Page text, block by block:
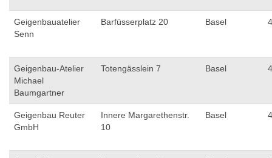
Geigenbauatelier
Senn
Barfüsserplatz 20 Basel
Geigenbau-Atelier
Michael
Baumgartner
Totengässlein 7 Basel
Geigenbau Reuter
GmbH
Innere Margarethenstr.
10
Basel